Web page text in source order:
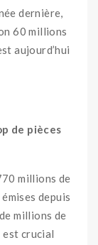
dernière,
60 millions
aujourd’hui
de pièces
millions de
depuis
millions de
est crucial